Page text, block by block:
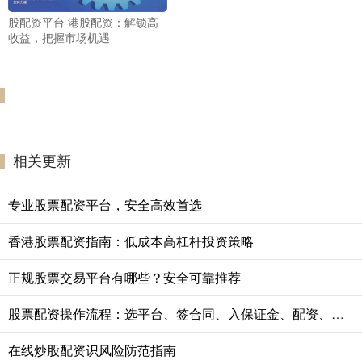
股配资平台 港股配资：解锁高
收益，把握市场机遇
相关更新
专业股票配资平台，安全高效首选
香港股票配资指南：低成本高杠杆投资策略
正规股票交易平台有哪些？安全可靠推荐
股票配资操作流程：选平台、签合同、入保证金、配资、交易、平仓结算。
在线炒股配资识风险防范指南